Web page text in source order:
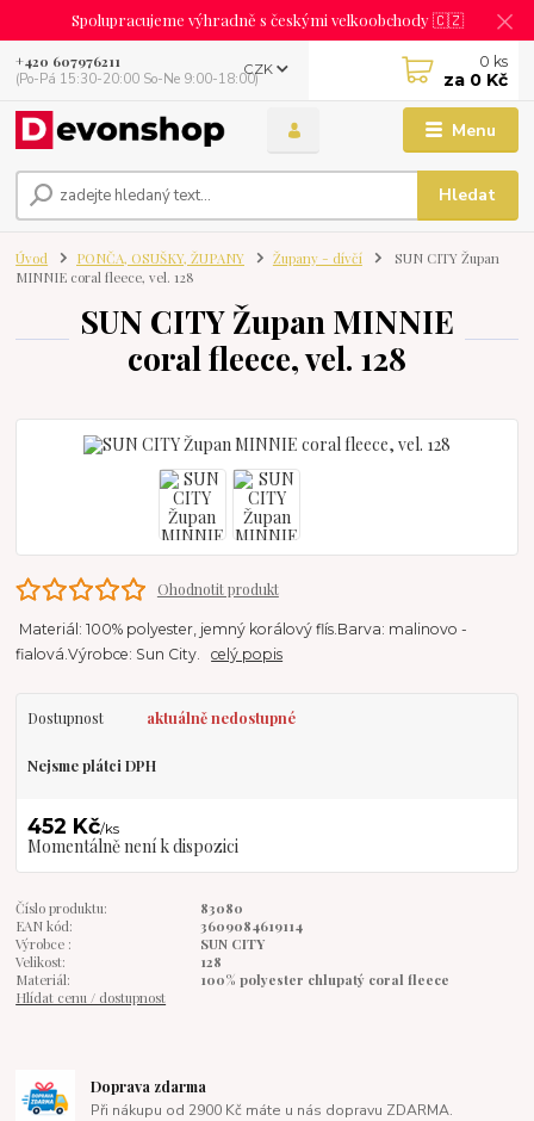
Spolupracujeme výhradně s českými velkoobchody 🇨🇿
Menu
CZK
Hledat
+420 607976211
(Po-Pá 15:30-20:00 So-Ne 9:00-18:00)
0 ks
za 0 Kč
Úvod PONČA, OSUŠKY, ŽUPANY Župany - dívčí
SUN CITY Župan
MINNIE coral fleece, vel. 128
SUN CITY Župan MINNIE
coral fleece, vel. 128
Ohodnotit produkt
Materiál: 100% polyester, jemný korálový flís.Barva: malinovo -
fialová.Výrobce: Sun City.celý popis
Dostupnost aktuálně nedostupné
Nejsme plátci DPH
452 Kč/ks
Momentálně není k dispozici
Číslo produktu:
83080
EAN kód:
3609084619114
Výrobce :
SUN CITY
Velikost:
128
Materiál:
100% polyester chlupatý coral fleece
Hlídat cenu / dostupnost
Doprava zdarma
Při nákupu od 2900 Kč máte u nás dopravu ZDARMA.